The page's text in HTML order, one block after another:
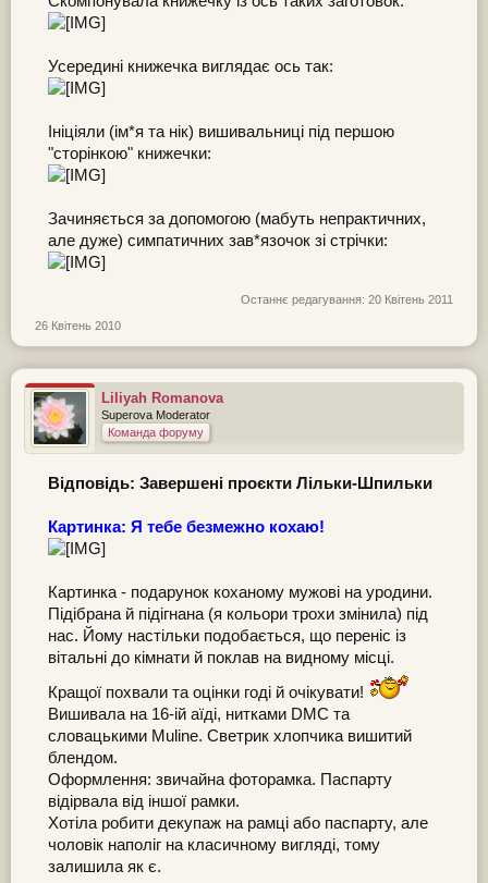
Усередині книжечка виглядає ось так:
Ініціяли (ім*я та нік) вишивальниці під першою
"сторінкою" книжечки:
Зачиняється за допомогою (мабуть непрактичних,
але дуже) симпатичних зав*язочок зі стрічки:
Останнє редагування: 20 Квітень 2011
26 Квітень 2010
Liliyah Romanova
Superova Moderator
Команда форуму
Відповідь: Завершені проєкти Лільки-Шпильки
Картинка: Я тебе безмежно кохаю!
Картинка - подарунок коханому мужові на уродини.
Підібрана й підігнана (я кольори трохи змінила) під
нас. Йому настільки подобається, що переніс із
вітальні до кімнати й поклав на видному місці.
Кращої похвали та оцінки годі й очікувати!
Вишивала на 16-ій аїді, нитками DMC та
словацькими Muline. Светрик хлопчика вишитий
блендом.
Оформлення: звичайна фоторамка. Паспарту
відірвала від іншої рамки.
Хотіла робити декупаж на рамці або паспарту, але
чоловік наполіг на класичному вигляді, тому
залишила як є.